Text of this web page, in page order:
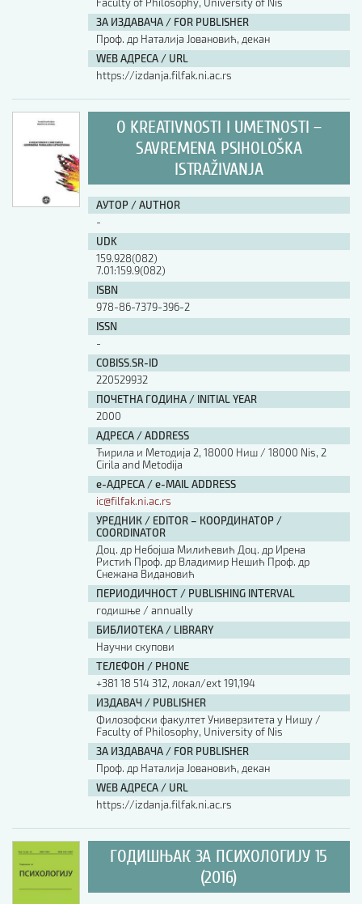
ЗА ИЗДАВАЧА / FOR PUBLISHER
Проф. др Наталија Јовановић, декан
WEB АДРЕСА / URL
https://izdanja.filfak.ni.ac.rs
O KREATIVNOSTI I UMETNOSTI –
SAVREMENA PSIHOLOŠKA
ISTRAŽIVANJA
АУТОР / AUTHOR
-
UDK
159.928(082)
7.01:159.9(082)
ISBN
978-86-7379-396-2
ISSN
-
COBISS.SR-ID
220529932
ПОЧЕТНА ГОДИНА / INITIAL YEAR
2000
АДРЕСА / ADDRESS
Ћирила и Методија 2, 18000 Ниш / 18000 Nis, 2
Cirila and Metodija
е-АДРЕСА / e-MAIL ADDRESS
ic@filfak.ni.ac.rs
УРЕДНИК / EDITOR – КООРДИНАТОР /
COORDINATOR
Доц. др Небојша Милићевић Доц. др Ирена
Ристић Проф. др Владимир Нешић Проф. др
Снежана Видановић
ПЕРИОДИЧНОСТ / PUBLISHING INTERVAL
годишње / annually
БИБЛИОТЕКА / LIBRARY
Научни скупови
ТЕЛЕФОН / PHONE
+381 18 514 312, локал/ext 191,194
ИЗДАВАЧ / PUBLISHER
Филозофски факултет Универзитета у Нишу /
Faculty of Philosophy, University of Nis
ЗА ИЗДАВАЧА / FOR PUBLISHER
Проф. др Наталија Јовановић, декан
WEB АДРЕСА / URL
https://izdanja.filfak.ni.ac.rs
ГОДИШЊАК ЗА ПСИХОЛОГИЈУ 15
(2016)